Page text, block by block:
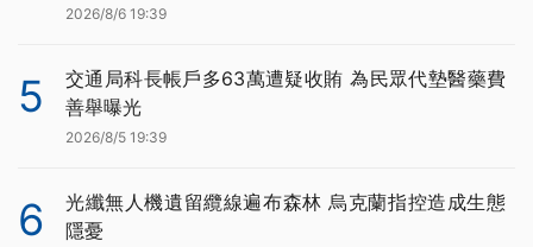
2026/8/6 19:39
5
交通局科長帳戶多63萬遭疑收賄 為民眾代墊醫藥費
善舉曝光
2026/8/5 19:39
6
光纖無人機遺留纜線遍布森林 烏克蘭指控造成生態
隱憂